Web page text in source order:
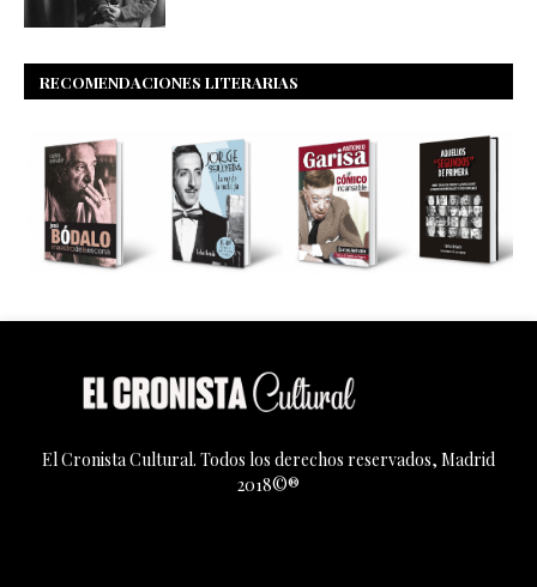
RECOMENDACIONES LITERARIAS
El Cronista Cultural. Todos los derechos reservados, Madrid
2018©®